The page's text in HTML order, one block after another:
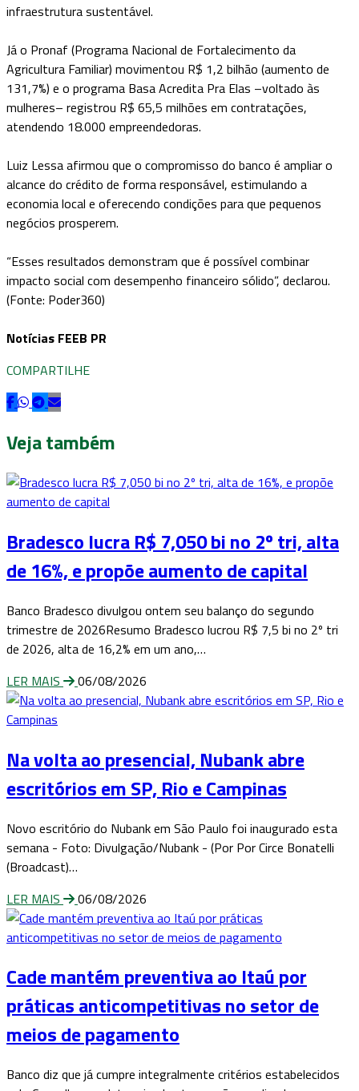
infraestrutura sustentável.
Já o Pronaf (Programa Nacional de Fortalecimento da
Agricultura Familiar) movimentou R$ 1,2 bilhão (aumento de
131,7%) e o programa Basa Acredita Pra Elas –voltado às
mulheres– registrou R$ 65,5 milhões em contratações,
atendendo 18.000 empreendedoras.
Luiz Lessa afirmou que o compromisso do banco é ampliar o
alcance do crédito de forma responsável, estimulando a
economia local e oferecendo condições para que pequenos
negócios prosperem.
“Esses resultados demonstram que é possível combinar
impacto social com desempenho financeiro sólido”, declarou.
(Fonte: Poder360)
Notícias FEEB PR
COMPARTILHE
Veja também
Bradesco lucra R$ 7,050 bi no 2º tri, alta
de 16%, e propõe aumento de capital
Banco Bradesco divulgou ontem seu balanço do segundo
trimestre de 2026Resumo Bradesco lucrou R$ 7,5 bi no 2º tri
de 2026, alta de 16,2% em um ano,…
LER MAIS
06/08/2026
Na volta ao presencial, Nubank abre
escritórios em SP, Rio e Campinas
Novo escritório do Nubank em São Paulo foi inaugurado esta
semana - Foto: Divulgação/Nubank - (Por Por Circe Bonatelli
(Broadcast)…
LER MAIS
06/08/2026
Cade mantém preventiva ao Itaú por
práticas anticompetitivas no setor de
meios de pagamento
Banco diz que já cumpre integralmente critérios estabelecidos